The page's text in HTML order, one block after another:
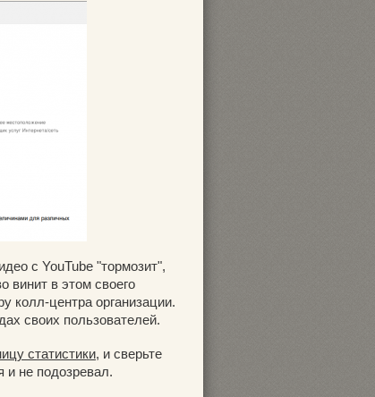
с YouTube "тормозит",
винит в этом своего
колл-центра организации.
своих пользователей.
статистики, и сверьте
и не подозревал.